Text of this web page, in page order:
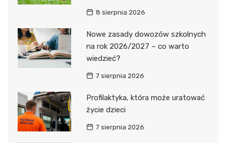
8 sierpnia 2026
Nowe zasady dowozów szkolnych
na rok 2026/2027 – co warto
wiedzieć?
7 sierpnia 2026
Profilaktyka, która może uratować
życie dzieci
7 sierpnia 2026